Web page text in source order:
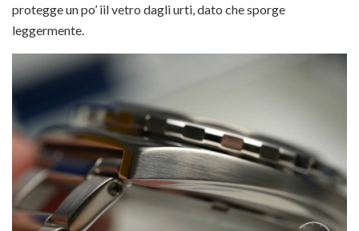
protegge un po’ iil vetro dagli urti, dato che sporge
leggermente.